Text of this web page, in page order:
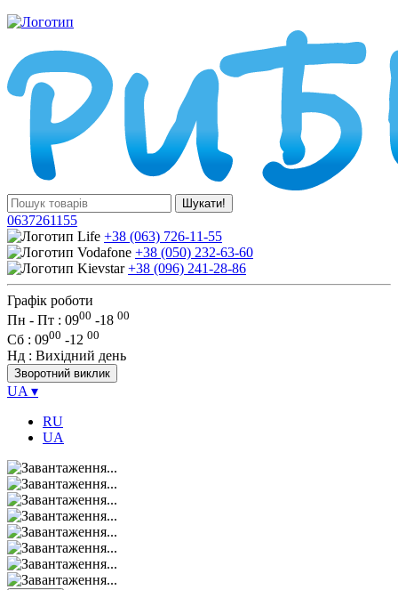
Шукати!
0637261155
+38 (063) 726-11-55
+38 (050) 232-63-60
+38 (096) 241-28-86
Графік роботи
Пн - Пт : 0900 -18 00
Сб : 0900 -12 00
Нд : Вихідний день
Зворотний виклик
UA ▾
RU
UA